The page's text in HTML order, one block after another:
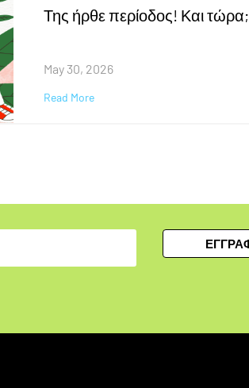
Της ήρθε περίοδος! Και τώρα;
May 30, 2026
Read More